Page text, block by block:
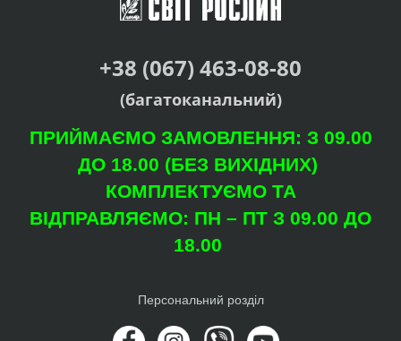
+38 (067) 463-08-80
(багатоканальний)
ПРИЙМАЄМО ЗАМОВЛЕННЯ: З 09.00
ДО 18.00 (БЕЗ ВИХІДНИХ)
КОМПЛЕКТУЄМО ТА
ВІДПРАВЛЯЄМО: ПН – ПТ З 09.00 ДО
18.00
Персональний розділ